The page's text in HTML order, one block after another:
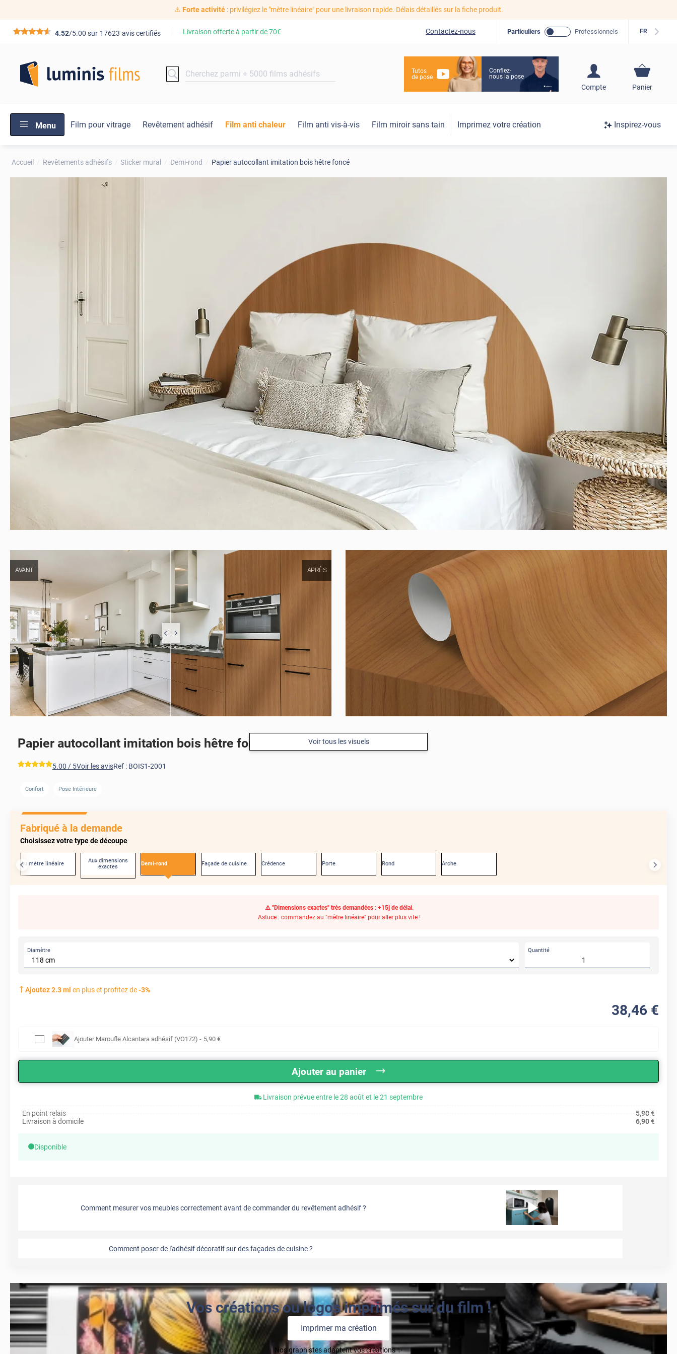
⚠️ Forte activité: privilégiez le "mètre linéaire" pour une livraison rapide. Délais détaillés sur la fiche produit.
*****4.52/5.00 sur 17623 avis certifiés Livraison offerte à partir de70€ Contactez-nous Particuliers Professionnels FR
Tutos
de pose
Confiez-
nous la pose
Compte
S'inscrire / Se
Panier
Menu Film pour vitrage Revêtement adhésif Film anti chaleur Film anti vis-à-vis Film miroir sans tain Imprimez votre création Inspirez-vous
Accueil Revêtements adhésifs Sticker mural Demi-rond Papier autocollant imitation bois hêtre foncé
AVANT APRÈS
Voir tous les visuels
Papier autocollant imitation bois hêtre foncé
*****
5.00 / 5Voir les avisRef : BOIS1-2001
Confort Pose Intérieure
Fabriqué à la demande
Choisissez votre type de découpe
Au mètre linéaire
Aux dimensions
exactes
Demi-rond Façade de cuisine Crédence Porte Rond Arche
⚠️ "Dimensions exactes" très demandées : +15j de délai.
Astuce : commandez au "mètre linéaire" pour aller plus vite !
Diamètre Quantité
Ajoutez2.3ml en plus et profitez de-3%
38,46 €
Ajouter Maroufle Alcantara adhésif (VO172) - 5,90 €
Ajouter au panier
Livraison prévue entre le 28 août et le 21 septembre
En point relais
5,90€
Livraison à domicile
6,90€
Disponible
Comment mesurer vos meubles correctement avant de commander du revêtement adhésif ?
Comment poser de l'adhésif décoratif sur des façades de cuisine ?
Vos créations ou logos imprimés sur du film !
Imprimer ma création
Nos graphistes adaptent vos créations ✨